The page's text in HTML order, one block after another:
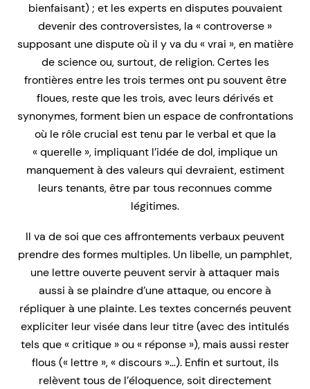
bienfaisant) ; et les experts en disputes pouvaient
devenir des controversistes, la « controverse »
supposant une dispute où il y va du « vrai », en matière
de science ou, surtout, de religion. Certes les
frontières entre les trois termes ont pu souvent être
floues, reste que les trois, avec leurs dérivés et
synonymes, forment bien un espace de confrontations
où le rôle crucial est tenu par le verbal et que la
« querelle », impliquant l’idée de dol, implique un
manquement à des valeurs qui devraient, estiment
leurs tenants, être par tous reconnues comme
légitimes.
Il va de soi que ces affrontements verbaux peuvent
prendre des formes multiples. Un libelle, un pamphlet,
une lettre ouverte peuvent servir à attaquer mais
aussi à se plaindre d’une attaque, ou encore à
répliquer à une plainte. Les textes concernés peuvent
expliciter leur visée dans leur titre (avec des intitulés
tels que « critique » ou « réponse »), mais aussi rester
flous (« lettre », « discours »…). Enfin et surtout, ils
relèvent tous de l’éloquence, soit directement